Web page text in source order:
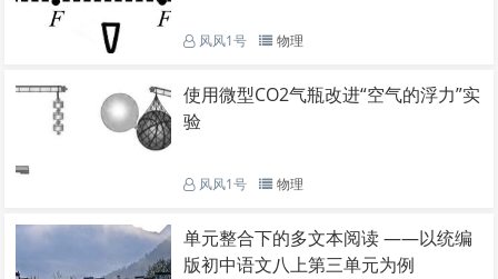
风风1号 物理
使用微型CO2气瓶改进“空气的浮力”实
验
风风1号 物理
单元整合下的多文本阅读 ——以统编
版初中语文八上第三单元为例